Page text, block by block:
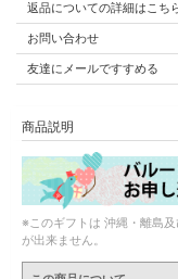
返品についての詳細はこち
お問い合わせ
友達にメールですすめる
商品説明
※このギフトは 沖縄・離島
が出来ません。